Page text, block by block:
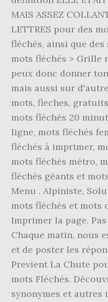
MAIS ASSEZ
LETTRES pour des
fléchés, ainsi que
mots fléchés > Grille
peux donc donner
mais aussi sur
mots, fleches,
mots fléchés 20
ligne, mots fléchés
fléchés à imprimer,
mots fléchés métro,
fléchés géants et
Menu . Alpiniste,
mots fléchés et mots
Imprimer la page.
Chaque matin, nous
et de poster les
Previent La Chute
mots Fléchés.
synonymes et autres